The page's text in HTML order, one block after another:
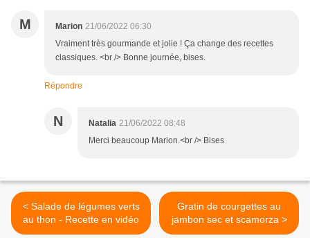
M Marion 21/06/2022 06:30
Vraiment très gourmande et jolie ! Ça change des recettes
classiques. <br /> Bonne journée, bises.
Répondre
N Natalia 21/06/2022 08:48
Merci beaucoup Marion.<br /> Bises
< Salade de légumes verts
au thon - Recette en vidéo
Gratin de courgettes au
jambon sec et scamorza >